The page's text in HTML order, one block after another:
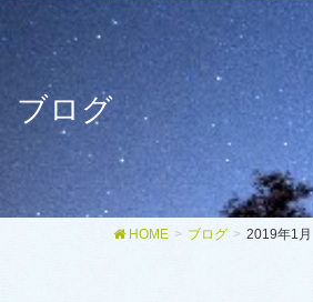
ブログ
HOME ブログ 2019年1月